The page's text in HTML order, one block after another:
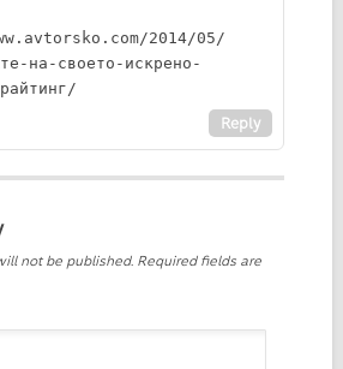
2014/05/
на-своето-искрено-
Reply
not be published. Required fields are